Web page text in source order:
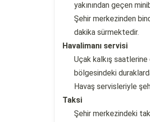
yakınından geçen
Şehir merkezinden
dakika sürmektedir.
Havalimanı servisi
Uçak kalkış
bölgesindeki
Havaş servisleriyle
Taksi
Şehir merkezindeki